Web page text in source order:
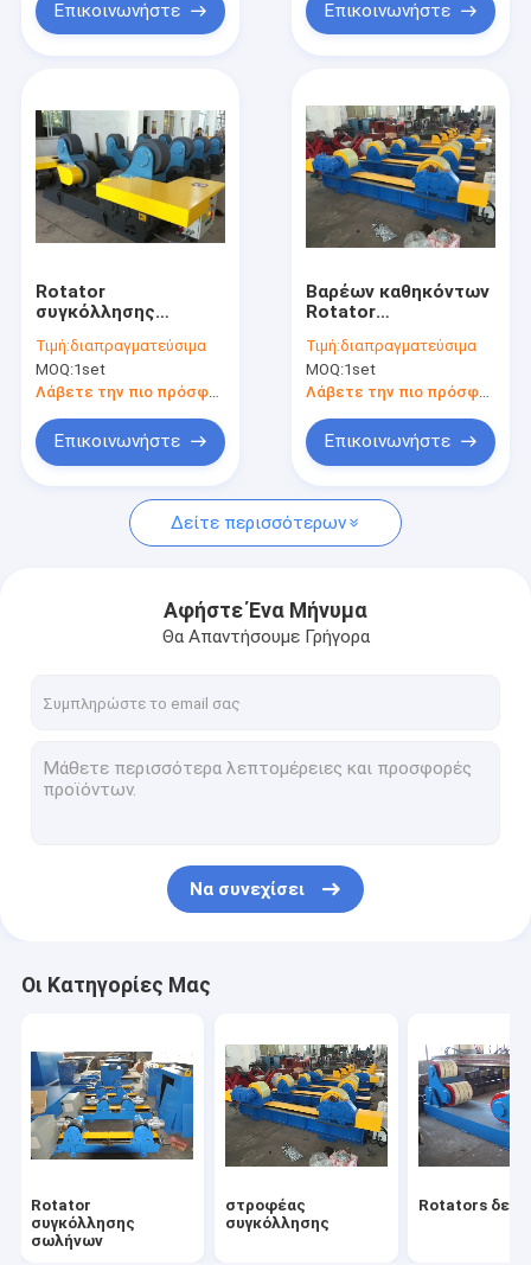
Προϊόντα
Περίπου εμείς
Γύρος εργοστασίων
Ζητήστε ένα απόσπασμα
Rotator συγκόλλησης σωλήνων
στροφέας συγκόλλησης
Μόνα Rotators ευθυγράμμισης
Περιστροφικά Positioners συγκόλλησης
γραμμή συγκόλλησης ακτίνων
CNC τέμνουσα μηχανή φλογών
Γραμμή παραγωγής πύργων αέρα
Μηχανή συγκόλλησης σωλήνων
Επικοινωνήστε Επικοινωνήστε
Rotator
συγκόλλησης
μπουλονιών
Τιμή:διαπραγματεύσιμα
MOQ:1set
Λάβετε την πιο πρόσφατη τιμή
Επικοινωνήστε
Βαρέων καθηκόντων
Rotator
VFD περιστροφική
πλάκα για τη
βιομηχανία
Τιμή:διαπραγματεύσιμα
MOQ:1set
Λάβετε την πιο πρόσφατη τιμή
Επικοινωνήστε
Δείτε περισσότερων
Αφήστε Ένα Μήνυμα
Θα Απαντήσουμε Γρήγορα
Να συνεχίσει
Οι Κατηγορίες Μας
Rotator
συγκόλλησης
σωλήνων
στροφέας
συγκόλλησης
Rotators